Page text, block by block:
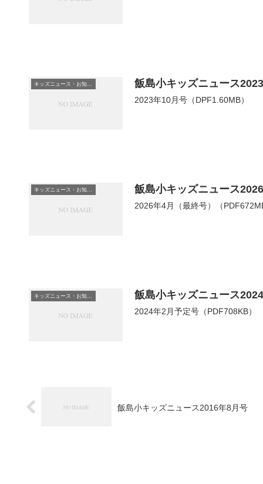
キッズニュース・お知らせ 飯島小キッズニュース
2023年10月号（DPF1.60MB）
キッズニュース・お知らせ 飯島小キッズニュース
2026年4月（最終号）（
飯島小キッズニュース
2024年2月予定号（PDF708KB）
飯島小キッズニュース2016年8月号